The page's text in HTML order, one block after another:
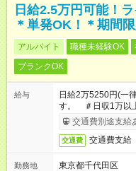
日給2.5万円可能！
＊単発OK！＊期間限
アルバイト 職種未経験OK
ブランクOK
給与
日給2万5250円(一
す。 ＃日収1万以
交通費別途支給
交通費 交通費支給
勤務地
東京都千代田区